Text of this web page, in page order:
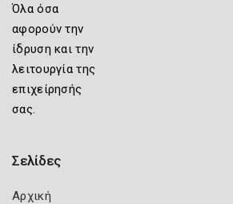
Όλα όσα
αφορούν την
ίδρυση και την
λειτουργία της
επιχείρησής
σας.
Σελίδες
Αρχική